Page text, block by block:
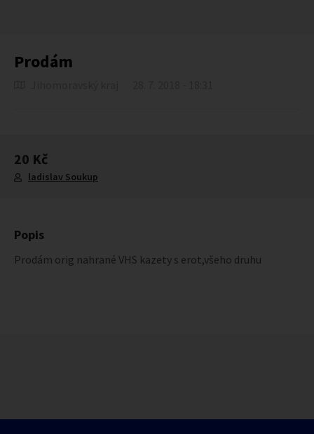
Prodám
20 Kč
ladislav Soukup
Popis
Prodám orig nahrané VHS kazety s erot,všeho druhu